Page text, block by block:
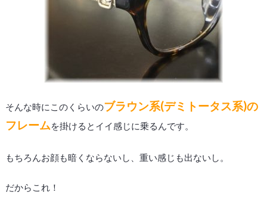
そんな時にこのくらいのブラウン系(デミトータス系)の
フレームを掛けるとイイ感じに乗るんです。
もちろんお顔も暗くならないし、重い感じも出ないし。
だからこれ！